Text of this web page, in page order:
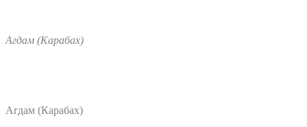
Агдам (Карабах)
Агдам (Карабах)